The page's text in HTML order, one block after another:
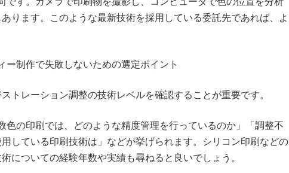
ります。このような最新技術を採用している委託先であれば、よ
ー制作で失敗しないための選定ポイント
トレーション調整の技術レベルを確認することが重要です。
色の印刷では、どのような精度管理を行っているのか」「調整不
している印刷技術は」などが挙げられます。シリコン印刷などの
についての経験年数や実績も尋ねると良いでしょう。